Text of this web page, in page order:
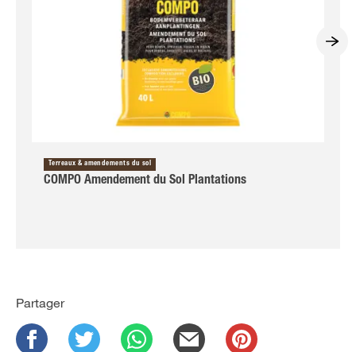
Terreaux & amendements du sol
COMPO Amendement du Sol Plantations
Partager